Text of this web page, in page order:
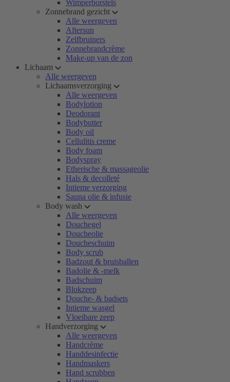
Wimperborstels
Zonnebrand gezicht
Alle weergeven
Aftersun
Zelfbruiners
Zonnebrandcrème
Make-up van de zon
Lichaam
Alle weergeven
Lichaamsverzorging
Alle weergeven
Bodylotion
Deodorant
Bodybutter
Body oil
Cellulitis creme
Body foam
Bodyspray
Etherische & massageolie
Hals & decolleté
Intieme verzorging
Sauna olie & infusie
Body wash
Alle weergeven
Douchegel
Doucheolie
Doucheschuim
Body scrub
Badzout & bruisballen
Badolie & -melk
Badschuim
Blokzeep
Douche- & badsets
Intieme wasgel
Vloeibare zeep
Handverzorging
Alle weergeven
Handcrème
Handdesinfectie
Handmaskers
Hand scrubben